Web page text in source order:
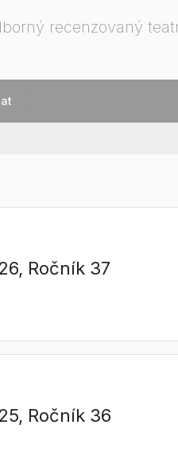
recenzovaný
, Ročník 37
, Ročník 36